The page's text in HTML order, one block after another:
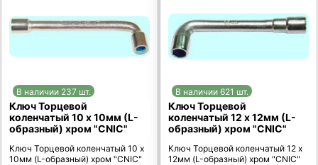
В наличии 237 шт.
Ключ Торцевой
коленчатый 10 х 10мм (L-
образный) хром "CNIC"
Ключ Торцевой коленчатый 10 х
10мм (L-образный) хром "CNIC"
В наличии 621 шт.
Ключ Торцевой
коленчатый 12 х 12мм (L-
образный) хром "CNIC"
Ключ Торцевой коленчатый 12 х
12мм (L-образный) хром "CNIC"